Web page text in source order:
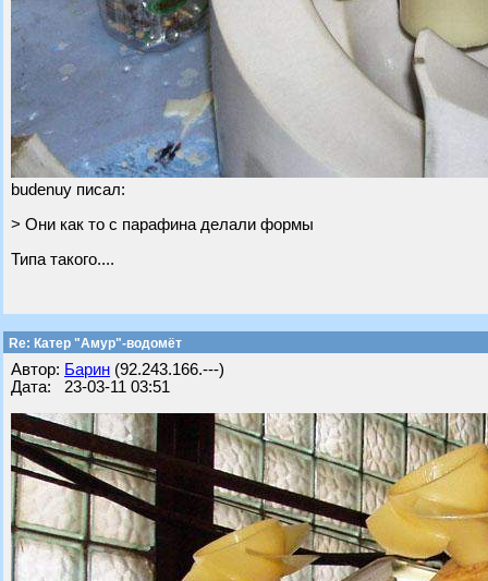
budenuy писал:
> Они как то с парафина делали формы
Типа такого....
Re: Катер "Амур"-водомёт
Автор: Барин (92.243.166.---)
Дата: 23-03-11 03:51